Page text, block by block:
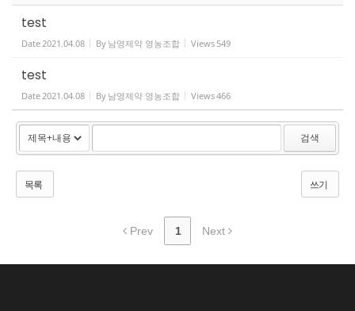
test
Date 2021.04.08 By 남영제약 영농조합 Views 549
test
Date 2021.04.08 By 남영제약 영농조합 Views466
검색
목록 쓰기
Prev 1 Next